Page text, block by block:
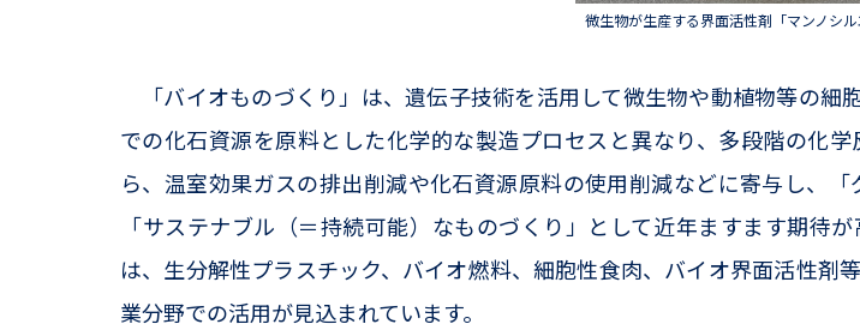
微生物が生産する界面活性剤「マンノシル
「バイオものづくり」は、遺伝子技術を活用して微生物や動植物等の細
での化石資源を原料とした化学的な製造プロセスと異なり、多段階の化
ら、温室効果ガスの排出削減や化石資源原料の使用削減などに寄与し、
「サステナブル（＝持続可能）なものづくり」として近年ますます期待
は、生分解性プラスチック、バイオ燃料、細胞性食肉、バイオ界面活性
業分野での活用が見込まれています。